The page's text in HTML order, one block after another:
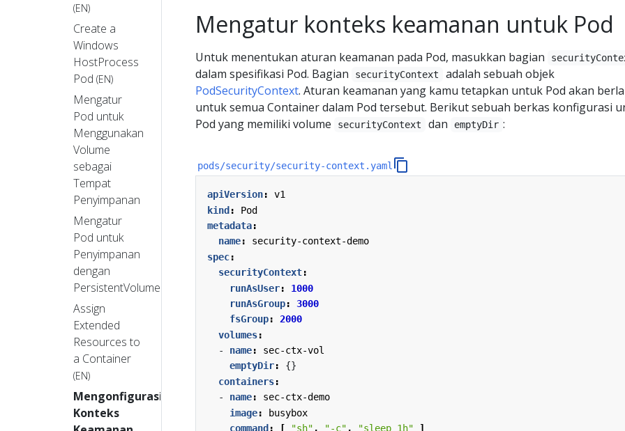
(EN)
Create a
Windows
HostProcess
Pod (EN)
Mengatur
Pod untuk
Menggunakan
Volume
sebagai
Tempat
Penyimpanan
Mengatur
Pod untuk
Penyimpanan
dengan
PersistentVolume
Assign
Extended
Resources to
a Container
(EN)
Mengonfigurasi
Konteks
Mengatur konteks keamanan untuk Pod
Untuk menentukan aturan keamanan pada Pod, masukkan bagian
dalam spesifikasi Pod. Bagian securityContext
adalah sebuah objek
PodSecurityContext. Aturan keamanan yang kamu tetapkan untuk Pod akan
untuk semua Container dalam Pod tersebut. Berikut sebuah berkas konfigurasi
Pod yang memiliki volume
securityContext dan emptyDir :
pods/security/security-context.yaml
apiVersion:
v1
kind:
Pod
metadata:
name:
security-context-demo
spec:
securityContext:
runAsUser:
1000
runAsGroup:
3000
fsGroup:
2000
volumes:
- name:
sec-ctx-vol
emptyDir:
{}
containers:
- name:
sec-ctx-demo
image:
busybox
command : [ "sh" , "-c" , "sleep 1h"
]